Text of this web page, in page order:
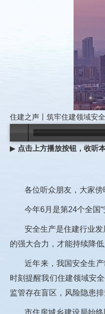
住建之声丨筑牢住建领域安
▶ 点击上方播放按钮，收听
各位听众朋友，大家傍
今年6月是第24个全国
安全生产是住建行业
的强大合力，才能持续降
近年来，我国安全生
时刻提醒我们住建领域安
监管存在盲区，风险隐患
市住房城乡建设局始